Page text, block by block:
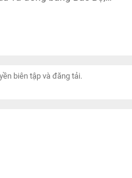
50-55%.